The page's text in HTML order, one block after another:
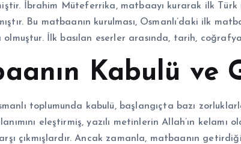
İbrahim Müteferrika, matbaayı kurarak ilk Türk
Bu matbaanın kurulması, Osmanlı’daki ilk
olmuştur. İlk basılan eserler arasında, tarih,
Kabulü ve
toplumunda kabulü, başlangıçta bazı
eleştirmiş, yazılı metinlerin Allah’ın kelamı
çıkmışlardır. Ancak zamanla, matbaanın